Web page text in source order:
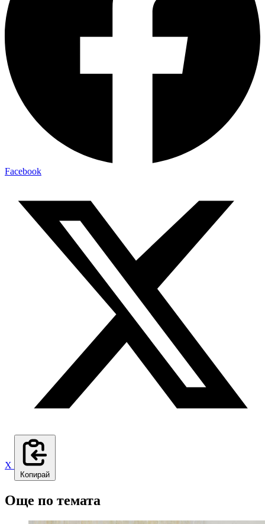
Facebook
X
Копирай
Още по темата